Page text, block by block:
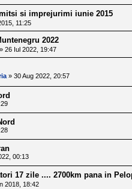
si imprejurimi iunie 2015
11:25
2022
» 26 Iul 2022, 19:47
» 30 Aug 2022, 20:57
00:13
17 zile .... 2700km pana in
2018, 18:42